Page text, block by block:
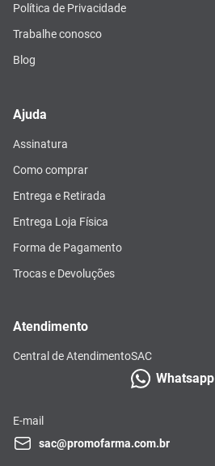
Política de Privacidade
Trabalhe conosco
Blog
Ajuda
Assinatura
Como comprar
Entrega e Retirada
Entrega Loja Física
Forma de Pagamento
Trocas e Devoluções
Atendimento
Central de AtendimentoSAC
Whatsapp
E-mail
sac@promofarma.com.br